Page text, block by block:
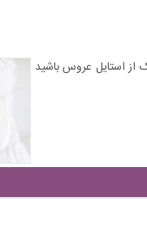
از استایل عروس باشید